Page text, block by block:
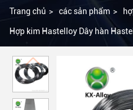
Trang chủ > các sản phẩm >
Hợp kim Hastelloy Dây hàn